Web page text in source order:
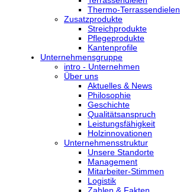
Thermo-Terrassendielen
Zusatzprodukte
Streichprodukte
Pflegeprodukte
Kantenprofile
Unternehmensgruppe
intro - Unternehmen
Über uns
Aktuelles & News
Philosophie
Geschichte
Qualitätsanspruch
Leistungsfähigkeit
Holzinnovationen
Unternehmensstruktur
Unsere Standorte
Management
Mitarbeiter-Stimmen
Logistik
Zahlen & Fakten